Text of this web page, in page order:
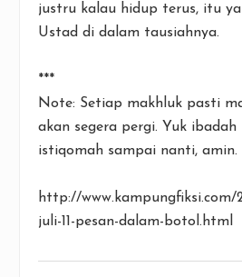
justru kalau hidup terus, itu
Ustad di dalam tausiahnya.
***
Note: Setiap makhluk pasti
akan segera pergi. Yuk
istiqomah sampai nanti, amin.
http://www.kampungfiksi.com/
juli-11-pesan-dalam-botol.html